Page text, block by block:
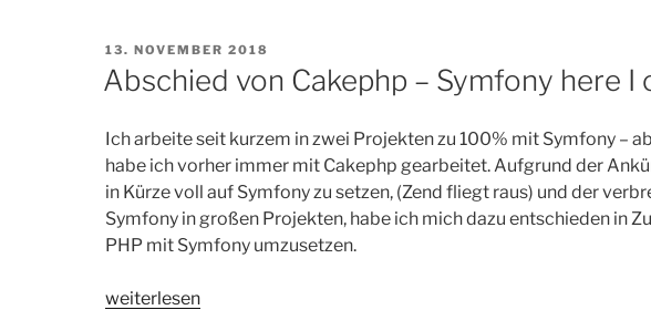
VERÖFFENTLICHT
AM
13. NOVEMBER 2018
Abschied von Cakephp – Symfony here I
Ich arbeite seit kurzem in zwei Projekten zu 100% mit Symfony –
habe ich vorher immer mit Cakephp gearbeitet. Aufgrund der
in Kürze voll auf Symfony zu setzen, (Zend fliegt raus) und der
Symfony in großen Projekten, habe ich mich dazu entschieden in
PHP mit Symfony umzusetzen.
„Abschied
weiterlesen